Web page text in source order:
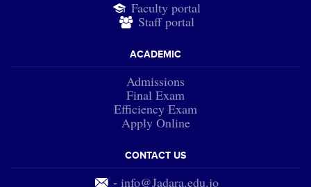
Faculty portal
Staff portal
ACADEMIC
Admissions
Final Exam
Efficiency Exam
Apply Online
CONTACT US
-info@Jadara.edu.jo